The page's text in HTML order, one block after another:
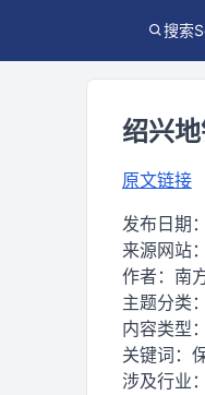
搜索
绍兴
原文链接
发布日期：
来源网站：
作者： 南
主题分类：
内容类型：
关键词：
涉及行业：